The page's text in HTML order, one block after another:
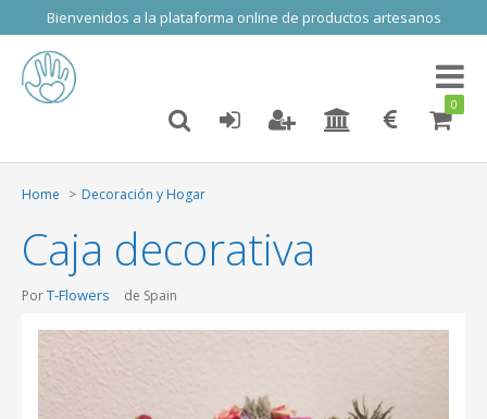
Bienvenidos a la plataforma online de productos artesanos
Toggle
0
Home Decoración y Hogar
Caja decorativa
PorT-Flowers de Spain